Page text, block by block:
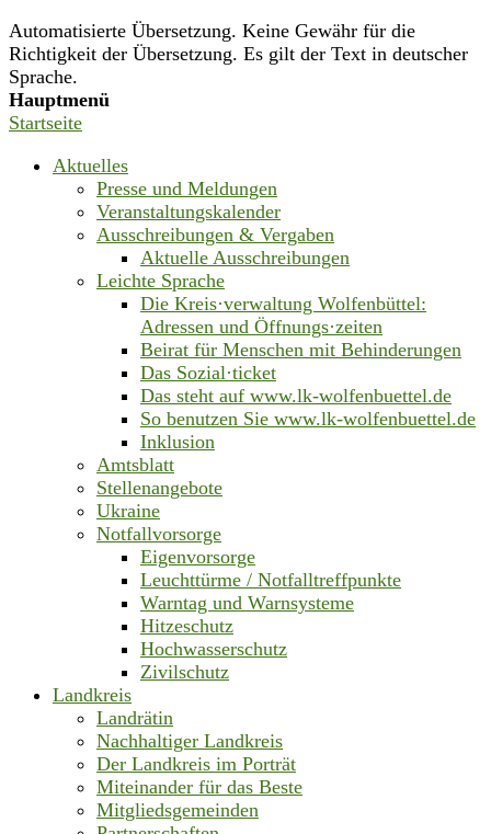
Automatisierte Übersetzung. Keine Gewähr für die
Richtigkeit der Übersetzung. Es gilt der Text in deutscher
Sprache.
Hauptmenü
Startseite
Aktuelles
Presse und Meldungen
Veranstaltungskalender
Ausschreibungen & Vergaben
Aktuelle Ausschreibungen
Leichte Sprache
Die Kreis·verwaltung Wolfenbüttel:
Adressen und Öffnungs·zeiten
Beirat für Menschen mit Behinderungen
Das Sozial·ticket
Das steht auf www.lk-wolfenbuettel.de
So benutzen Sie www.lk-wolfenbuettel.de
Inklusion
Amtsblatt
Stellenangebote
Ukraine
Notfallvorsorge
Eigenvorsorge
Leuchttürme / Notfalltreffpunkte
Warntag und Warnsysteme
Hitzeschutz
Hochwasserschutz
Zivilschutz
Landkreis
Landrätin
Nachhaltiger Landkreis
Der Landkreis im Porträt
Miteinander für das Beste
Mitgliedsgemeinden